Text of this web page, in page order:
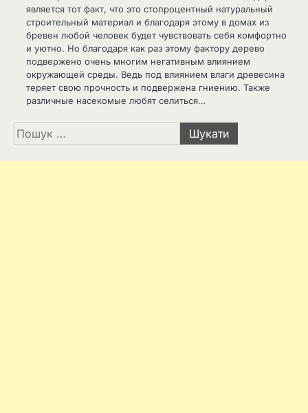
является тот факт, что это стопроцентный натуральный
строительный материал и благодаря этому в домах из
бревен любой человек будет чувствовать себя комфортно
и уютно. Но благодаря как раз этому фактору дерево
подвержено очень многим негативным влиянием
окружающей среды. Ведь под влиянием влаги древесина
теряет свою прочность и подвержена гниению. Также
различные насекомые любят селиться…
Пошук: